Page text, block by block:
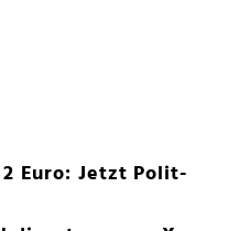
Euro: Jetzt Polit-